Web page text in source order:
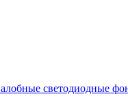
светодиодные